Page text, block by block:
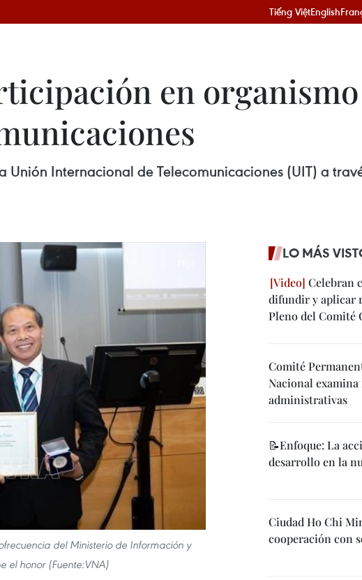
Tiếng ViệtEnglish
en organismo
Internacional de Telecomunicaciones (UIT) a
del Ministerio de Información y
el honor (Fuente:VNA)
LO MÁS
Celebran
difundir y aplicar
Pleno del Comité
Comité
Nacional
administrativas
📝Enfoque: La
desarrollo en la
Ciudad Ho Chi
cooperación con